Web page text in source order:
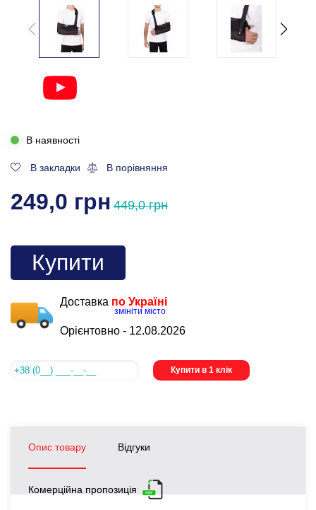
В наявності
В закладки В порівняння
249,0 грн 449,0 грн
Купити
Доставка по Україні
змініти місто
Орієнтовно - 12.08.2026
Купити в 1 клік
Опис товару Відгуки
Комерційна пропозиція